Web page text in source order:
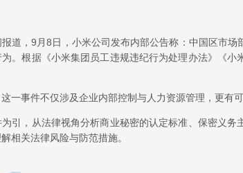
道，9月8日，小米公司发布内部公告称：中国区市
。根据《小米集团员工违规违纪行为处理办法》《
一事件不仅涉及企业内部控制与人力资源管理，更有
引，从法律视角分析商业秘密的认定标准、保密义
相关法律风险与防范措施。